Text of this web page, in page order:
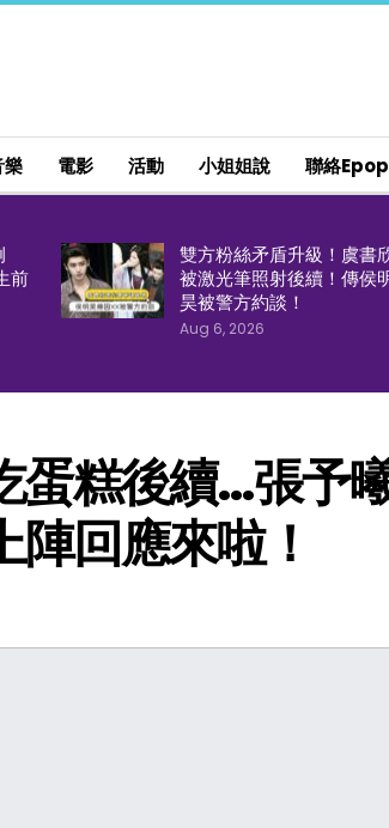
樂 電影 活動 小姐姐說 聯絡epop
前
雙方粉絲矛盾升級！虞書
被激光筆照射後續！傳侯
昊被警方約談！
Aug 6, 2026
蛋糕後續…張予
回應來啦！